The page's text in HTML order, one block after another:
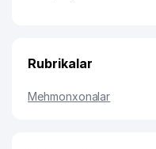
Rubrikalar
Mehmonxonalar